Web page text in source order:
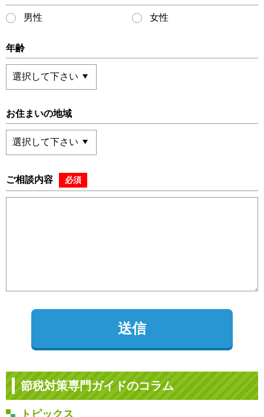
男性 女性
年齢
お住まいの地域
ご相談内容 必須
送信
節税対策専門ガイドのコラム
トピックス